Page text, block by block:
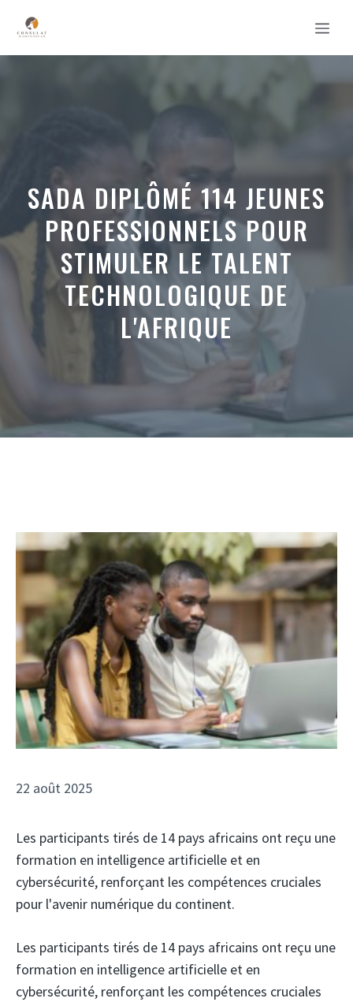
contenu
SADA DIPLÔMÉ 114 JEUNES
PROFESSIONNELS POUR
STIMULER LE TALENT
TECHNOLOGIQUE DE
L'AFRIQUE
22 août 2025
Les participants tirés de 14 pays africains ont reçu une
formation en intelligence artificielle et en
cybersécurité, renforçant les compétences cruciales
pour l'avenir numérique du continent.
Les participants tirés de 14 pays africains ont reçu une
formation en intelligence artificielle et en
cybersécurité, renforçant les compétences cruciales